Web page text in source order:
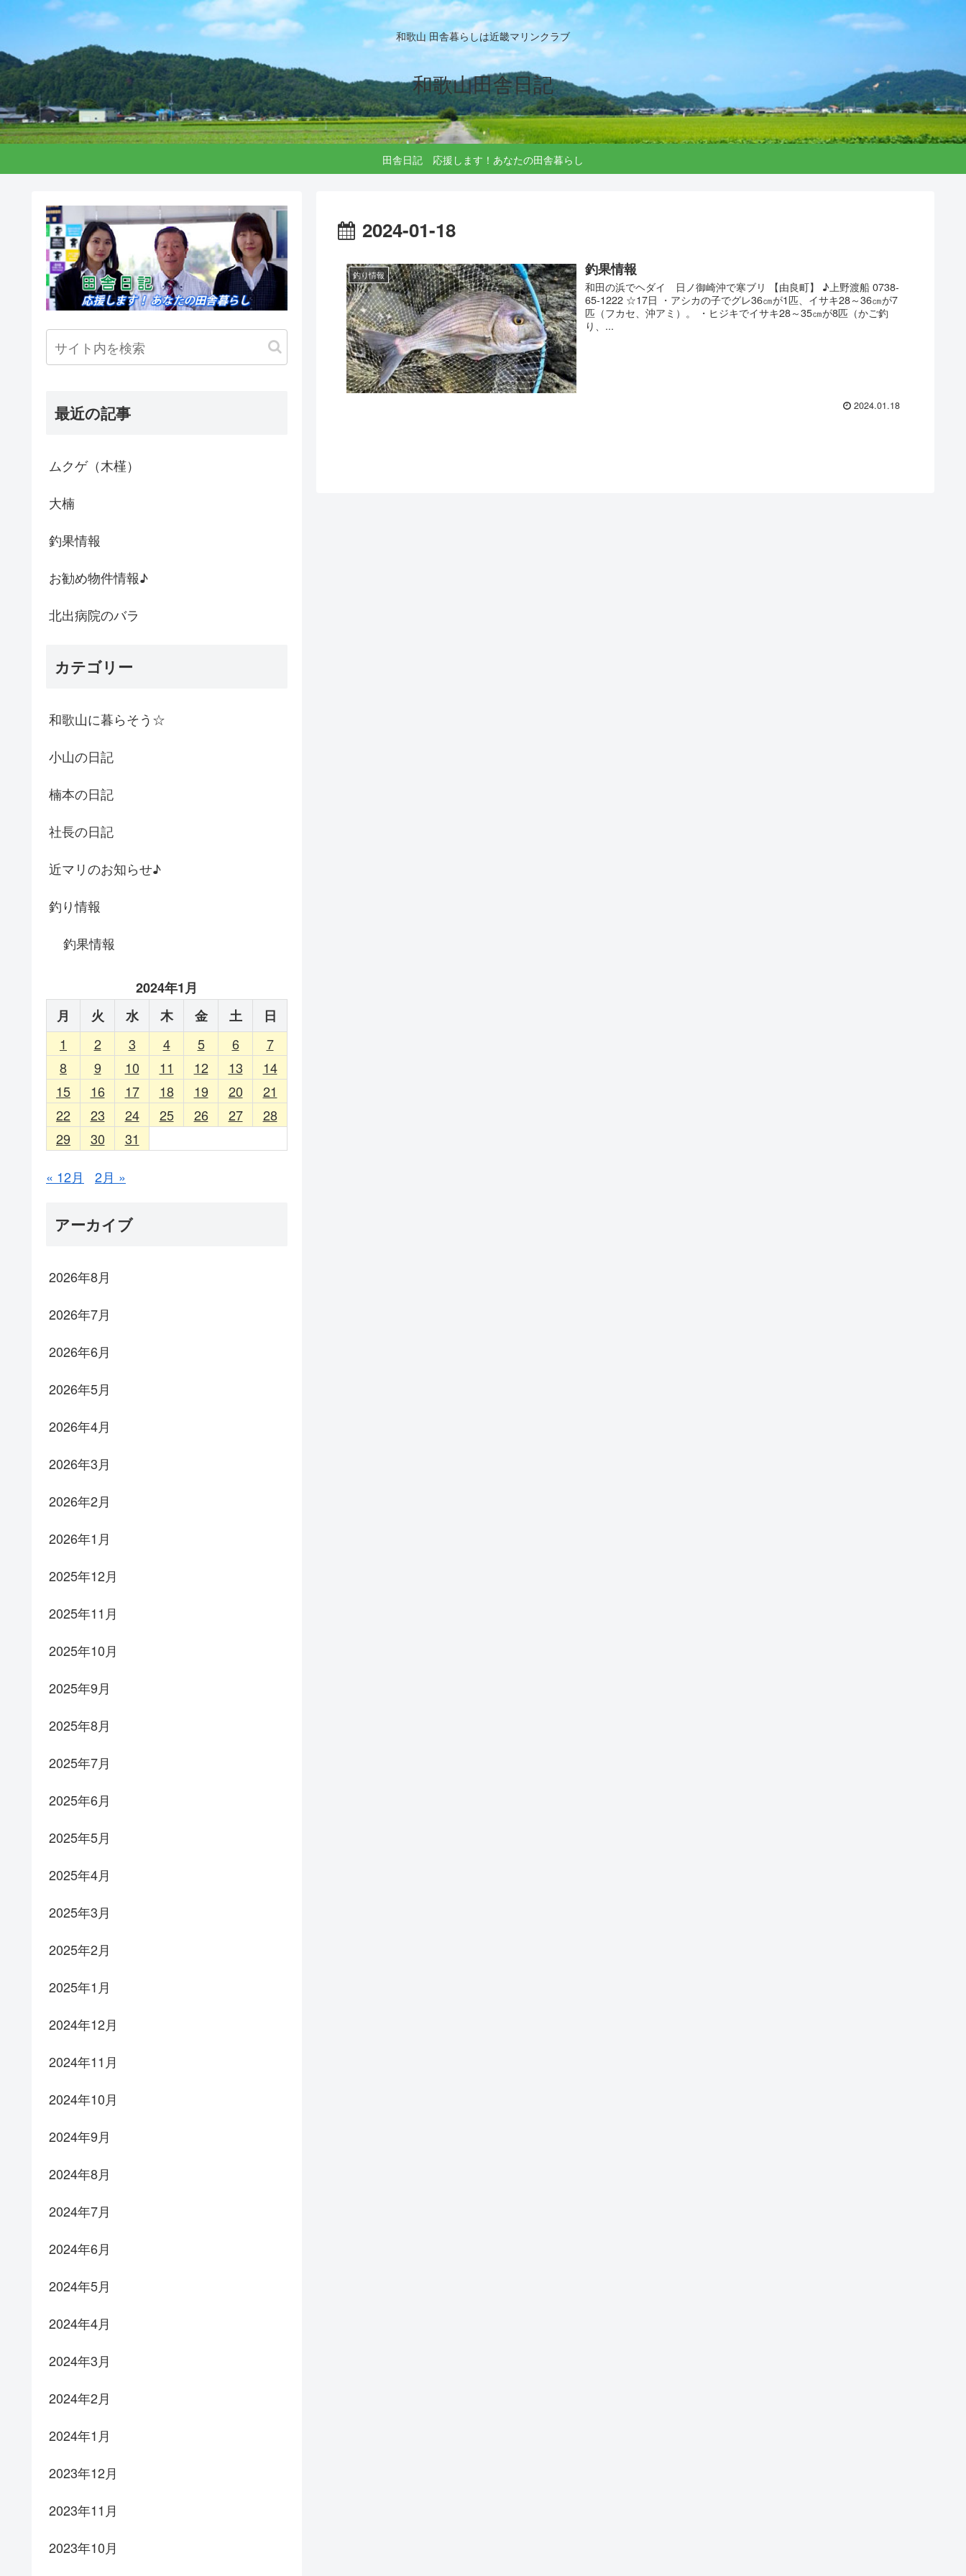
和歌山 田舎暮らしは近畿マリンクラブ
和歌山田舎日記
田舎日記 応援します！あなたの田舎暮らし
2024-01-18
釣り情報 釣果情報
和田の浜でヘダイ 日ノ御崎沖で寒ブリ 【由良町】 ♪上野渡船 0738-
65-1222 ☆17日 ・アシカの子でグレ36㎝が1匹、イサキ28～36㎝が7
匹（フカセ、沖アミ）。 ・ヒジキでイサキ28～35㎝が8匹（かご釣
り、...
2024.01.18
最近の記事
ムクゲ（木槿）
大楠
釣果情報
お勧め物件情報♪
北出病院のバラ
カテゴリー
和歌山に暮らそう☆
小山の日記
楠本の日記
社長の日記
近マリのお知らせ♪
釣り情報
釣果情報
2024年1月
月
火 水 木 金 土
日
1
2 3 4 5 6
7
8
9 10 11 12 13
14
15
16 17 18 19 20
21
22
23 24 25 26 27
28
29
30 31
« 12月 2月 »
アーカイブ
2026年8月
2026年7月
2026年6月
2026年5月
2026年4月
2026年3月
2026年2月
2026年1月
2025年12月
2025年11月
2025年10月
2025年9月
2025年8月
2025年7月
2025年6月
2025年5月
2025年4月
2025年3月
2025年2月
2025年1月
2024年12月
2024年11月
2024年10月
2024年9月
2024年8月
2024年7月
2024年6月
2024年5月
2024年4月
2024年3月
2024年2月
2024年1月
2023年12月
2023年11月
2023年10月